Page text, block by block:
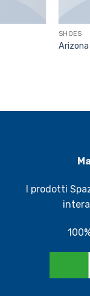
SHOES
I prodotti